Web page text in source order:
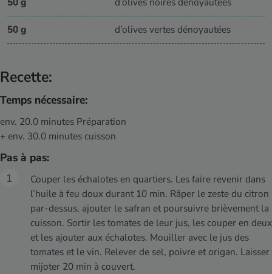
50 g d’olives vertes dénoyautées
Recette:
Temps nécessaire:
env. 20.0 minutes Préparation
+ env. 30.0 minutes cuisson
Pas à pas:
Couper les échalotes en quartiers. Les faire revenir dans
l’huile à feu doux durant 10 min. Râper le zeste du citron
par-dessus, ajouter le safran et poursuivre brièvement la
cuisson. Sortir les tomates de leur jus, les couper en deux
et les ajouter aux échalotes. Mouiller avec le jus des
tomates et le vin. Relever de sel, poivre et origan. Laisser
mijoter 20 min à couvert.